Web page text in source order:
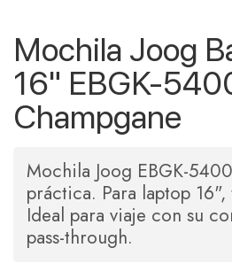
Mochila Joog
16" EBGK-
Champgane
Mochila Joog EBGK-
práctica. Para laptop
Ideal para viaje con su
pass-through.